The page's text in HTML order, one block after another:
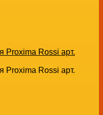
Proxima Rossi арт.
Proxima Rossi арт.